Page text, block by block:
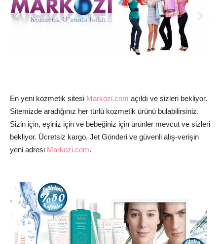
En yeni kozmetik sitesi Markozi.com açıldı ve sizleri bekliyor.
Sitemizde aradığınız her türlü kozmetik ürünü bulabilirsiniz.
Sizin için, eşiniz için ve bebeğiniz için ürünler mevcut ve sizleri
bekliyor. Ücretsiz kargo, Jet Gönderi ve güvenli alış-verişin
yeni adresi Markozi.com.